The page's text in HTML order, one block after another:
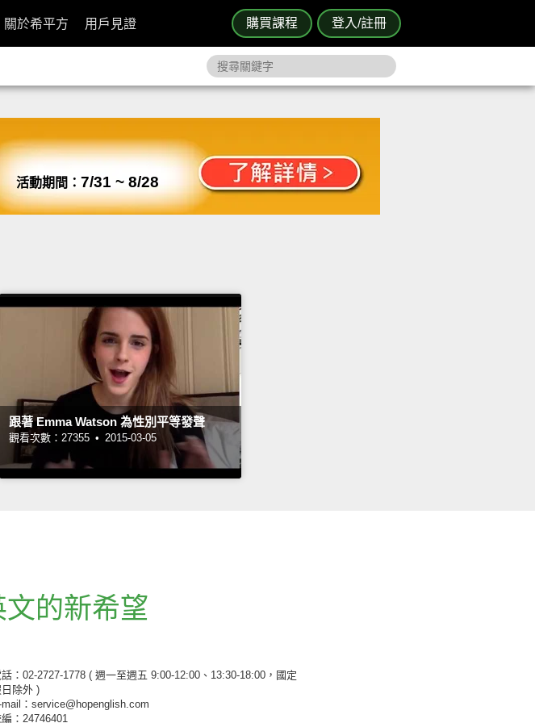
購買課程 登入/註冊
關於希平方 用戶見證
活動期間： 7/31 ~ 8/28
跟著 Emma Watson 為性別平等發聲
觀看次數：27355 • 2015-03-05
文的新希望
話：02-2727-1778 ( 週一至週五 9:00-12:00、13:30-18:00，國定
除外 )
mail：service@hopenglish.com
：24746401